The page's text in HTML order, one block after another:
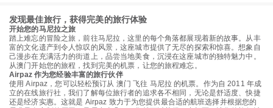
发现最佳旅行，获得完美的旅行体验
开始您的马尼拉之旅
踏上难忘的冒险之旅，前往马尼拉，这里的每个角落都展现着新的故事。从丰
富的文化遗产到令人惊叹的风景，这座城市提供了无尽的探索和惊喜。想象自
己漫步在充满活力的街道上，品尝当地美食，沉浸在这座城市的独特魅力中。
从澳门开始您的旅程，找到完美的机票，让您的旅程难忘。
Airpaz 作为您经验丰富的旅行伙伴
使用 Airpaz，您可以轻松预订从 澳门 飞往 马尼拉 的机票。作为自 2011 年成
立的在线旅行社，我们了解每位旅行者的追求各不相同，无论是舒适度、快捷
还是经济实惠。这就是 Airpaz 致力于为您提供最合适的航班选择并根据您的